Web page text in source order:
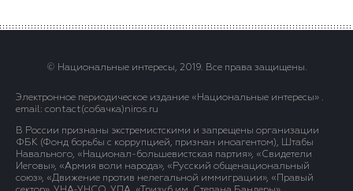
© Национальные интересы, 2019. Все права защищены.
Электронное периодическое издание «Национальные интересы» .
email: contact(сoбaчка)niros.ru
В России признаны экстремистскими и запрещены организации
ФБК (Фонд борьбы с коррупцией, признан иноагентом), Штабы
Навального, «Национал-большевистская партия», «Свидетели
Иеговы», «Армия воли народа», «Русский общенациональный
союз», «Движение против нелегальной иммиграции», «Правый